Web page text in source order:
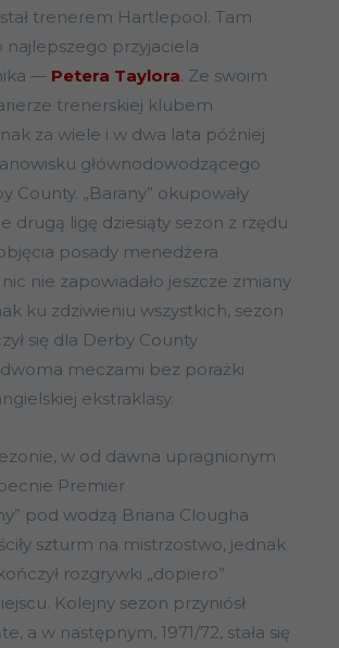
trenerem Hartlepool. Tam
najlepszego przyjaciela
— Petera Taylora. Ze swoim
trenerskiej klubem
za wiele i w dwa lata później
głównodowodzącego
County. „Barany” okupowały
drugą ligę dziesiąty sezon z rzędu
posady menedżera
nie zapowiadało jeszcze zmiany
ku zdziwieniu wszystkich, sezon
się dla Derby County
meczami bez porażki
ekstraklasy.
w od dawna upragnionym
Premier
pod wodzą Briana Clougha
szturm na mistrzostwo, jednak
rozgrywki „dopiero”
Kolejny sezon przyniósł
a w następnym, 1971/72, stała się